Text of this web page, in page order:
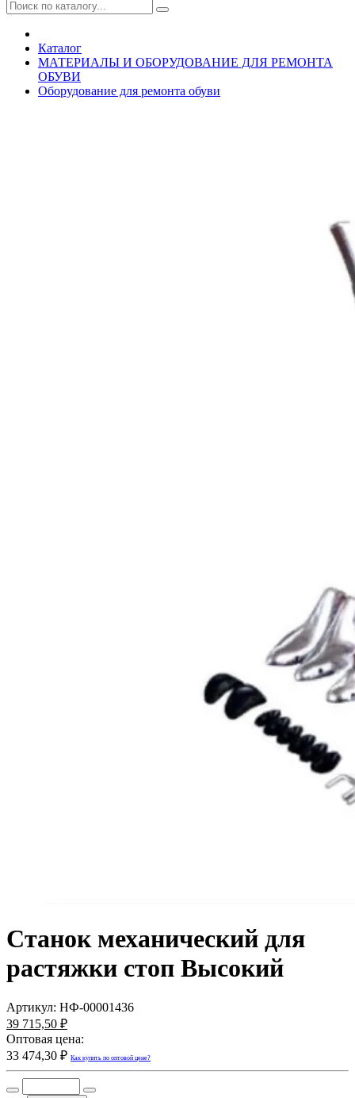
Каталог
МАТЕРИАЛЫ И ОБОРУДОВАНИЕ ДЛЯ РЕМОНТА
ОБУВИ
Оборудование для ремонта обуви
Станок механический для
растяжки стоп Высокий
Артикул: НФ-00001436
39 715,50 ₽
Оптовая цена:
33 474,30 ₽ Как купить по оптовой цене?